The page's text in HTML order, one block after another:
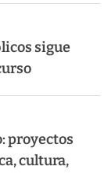
sigue
proyectos
cultura,